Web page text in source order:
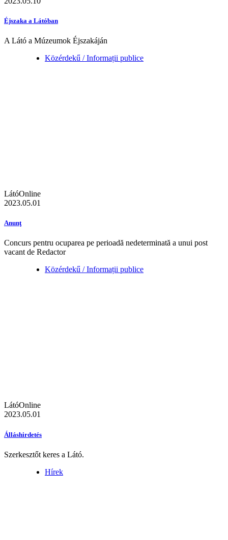
Éjszaka a Látóban
A Látó a Múzeumok Éjszakáján
Közérdekű / Informații publice
LátóOnline
2023.05.01
Anunţ
Concurs pentru ocuparea pe perioadă nedeterminată a unui post
vacant de Redactor
Közérdekű / Informații publice
LátóOnline
2023.05.01
Álláshirdetés
Szerkesztőt keres a Látó.
Hírek